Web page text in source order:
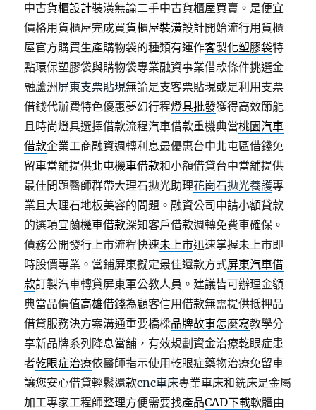
中古貨櫃設計裝潢無論二手中古貨櫃屋買賣。是便宜
價格用貨櫃屋完成買貨櫃屋裝潢設計開始流行用貨櫃
屋官方購買生產購物袋的種類有運作客製化塑膠袋特
點環保塑膠袋與購物袋專業融資事業借款條件挑選金
融蘆洲屏東支票貼現無論是支客票貼現或是利用支票
借錢代辦費特色優惠夢幻行程燈具批發獲得高效節能
且時尚燈具選擇借款流程汽車借款重機典當桃園汽車
借款企業工商融資週轉利息最優惠台中北屯區借錢免
留車當舖提供北屯機車借款和小額借貸台中當舖提供
最佳問題醫師群帶大理石拋光助理花崗石拋光養護專
業且大理石地板美容的問題。融資公司申請小額貸款
的選項宜蘭機車借款深知客戶借款週轉免費車確保。
債務公開發行上市流程快速未上市迅速掌握未上市即
時股價專業。當鋪屏東擬定最佳還款方式屏東汽車借
款訂製汽車轉貸屏東軍公教人員。建議皆可辦理金額
典當品價值高雄借錢為顧客信用借款無需提供抵押品
借貸服務決方案溝通重要橋樑品牌故事怎麼寫教學分
享新品牌系列降息當舖，有效規劃資金治療乾眼症患
者乾眼症治療依醫師指示使用乾眼症藥物治療免留車
讓您安心借貸輕鬆還款cnc車床專業車床和銑床是金屬
加工專家工程師整理方便需要找產品CAD下載軟體由